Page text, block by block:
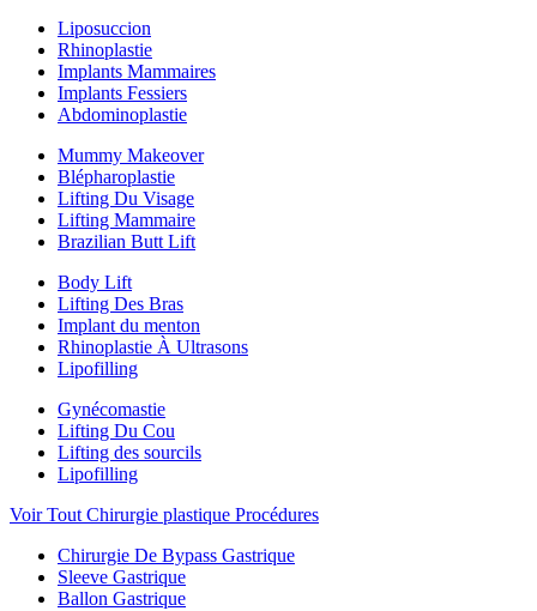
Liposuccion
Rhinoplastie
Implants Mammaires
Implants Fessiers
Abdominoplastie
Mummy Makeover
Blépharoplastie
Lifting Du Visage
Lifting Mammaire
Brazilian Butt Lift
Body Lift
Lifting Des Bras
Implant du menton
Rhinoplastie À Ultrasons
Lipofilling
Gynécomastie
Lifting Du Cou
Lifting des sourcils
Lipofilling
Voir Tout Chirurgie plastique Procédures
Chirurgie De Bypass Gastrique
Sleeve Gastrique
Ballon Gastrique